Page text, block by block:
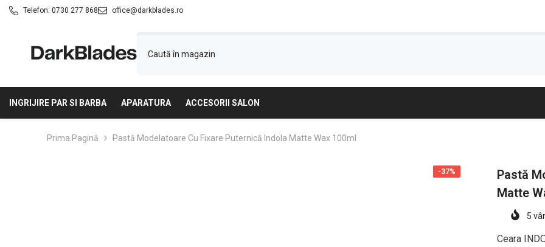
SARI LA CONȚINUT
Telefon: 0730 277 868 office@darkblades.ro
INGRIJIRE PAR SI BARBA APARATURA ACCESORII SALON
Prima Pagină Pastă Modelatoare Cu Fixare Puternică Indola Matte Wax 100ml
-37%
Pastă
Matte
5
Ceara